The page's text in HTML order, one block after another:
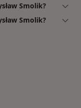
Smolik?
Smolik?